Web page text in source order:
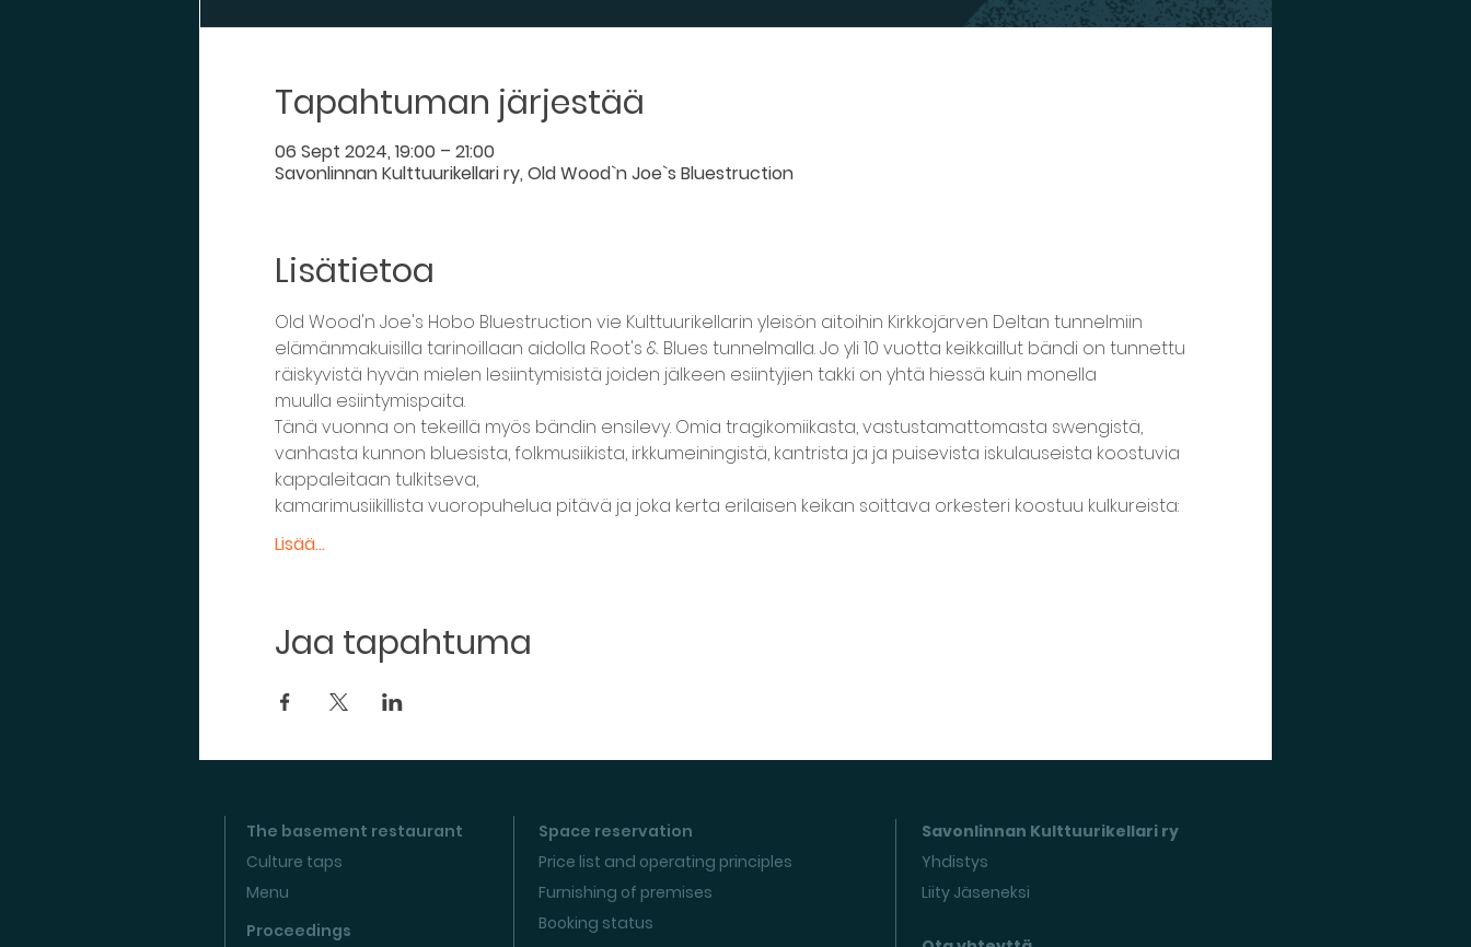
Tapahtuman järjestää
06 Sept 2024, 19:00 – 21:00
Savonlinnan Kulttuurikellari ry, Old Wood`n Joe`s Bluestruction
Lisätietoa
Old Wood'n Joe's Hobo Bluestruction vie Kulttuurikellarin yleisön aitoihin Kirkkojärven Deltan tunnelmiin
elämänmakuisilla tarinoillaan aidolla Root's & Blues tunnelmalla. Jo yli 10 vuotta keikkaillut bändi on tunnettu
räiskyvistä hyvän mielen lesiintymisistä joiden jälkeen esiintyjien takki on yhtä hiessä kuin monella
muulla esiintymispaita.
Tänä vuonna on tekeillä myös bändin ensilevy. Omia tragikomiikasta, vastustamattomasta swengistä,
vanhasta kunnon bluesista, folkmusiikista, irkkumeiningistä, kantrista ja ja puisevista iskulauseista koostuvia
kappaleitaan tulkitseva,
kamarimusiikillista vuoropuhelua pitävä ja joka kerta erilaisen keikan soittava orkesteri koostuu kulkureista:
Lisää...
Jaa tapahtuma
The basement restaurant
Culture taps
Menu
Proceedings
Space reservation
Price list and operating principles
Furnishing of premises
Booking status
Savonlinnan Kulttuurikellari ry
Yhdistys
Liity Jäseneksi